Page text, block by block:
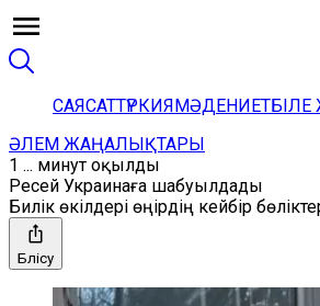
САЯСАТТҮРКИЯМӘДЕНИЕТБІЛЕ
ӘЛЕМ ЖАҢАЛЫҚТАРЫ
1 ... минут оқылды
Ресей Украинаға шабуылдады
Билік өкілдері өңірдің кейбір
Бөлісу